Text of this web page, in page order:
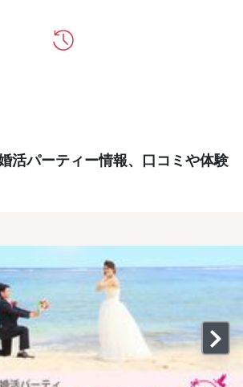
プ
活パーティー情報、口コミや体験